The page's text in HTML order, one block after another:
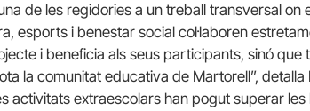
de les regidories a un treball transversal on
esports i benestar social col·laboren
i beneficia als seus participants, sinó
la comunitat educativa de Martorell”,
activitats extraescolars han pogut superar